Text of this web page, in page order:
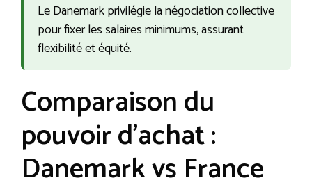
Le Danemark privilégie la négociation collective
pour fixer les salaires minimums, assurant
flexibilité et équité.
Comparaison du
pouvoir d’achat :
Danemark vs France